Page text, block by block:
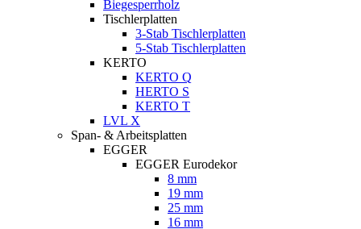
Biegesperrholz
Tischlerplatten
3-Stab Tischlerplatten
5-Stab Tischlerplatten
KERTO
KERTO Q
HERTO S
KERTO T
LVL X
Span- & Arbeitsplatten
EGGER
EGGER Eurodekor
8 mm
19 mm
25 mm
16 mm